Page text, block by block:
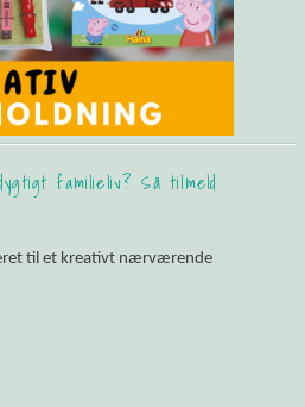
familieliv? Så tilmeld
til et kreativt nærværende